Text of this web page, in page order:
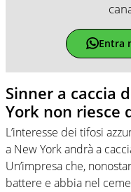
Entra
Sinner a caccia
York non riesce
L’interesse dei tifosi
a New York andrà a
Un’impresa che,
battere e abbia nel